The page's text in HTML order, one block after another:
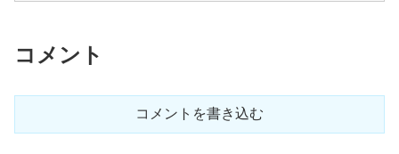
コメント
コメントを書き込む